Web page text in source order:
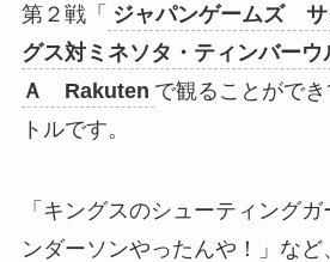
第２戦「 ジャパンゲームズ サ
グス対ミネソタ・ティンバーウ
Ａ Rakuten で観ることがで
トルです。
「キングスのシューティング
ンダーソンやったんや！」な